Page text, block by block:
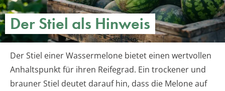
Der Stiel als Hinweis
Der Stiel einer Wassermelone bietet einen wertvollen
Anhaltspunkt für ihren Reifegrad. Ein trockener und
brauner Stiel deutet darauf hin, dass die Melone auf